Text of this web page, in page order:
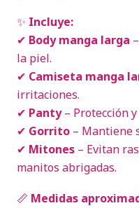
✨ Incluye:
✔ Body manga larga
la piel.
✔ Camiseta manga
irritaciones.
✔ Panty– Protección
✔ Gorrito – Mantiene
✔ Mitones – Evitan
manitos abrigadas.
📏 Medidas